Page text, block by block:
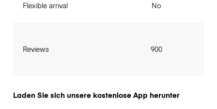
Flexible arrival
Reviews
No
900
Laden Sie sich unsere kostenlose App herunter